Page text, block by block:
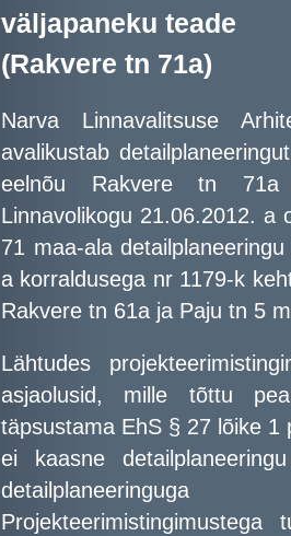
väljapaneku teade
(Rakvere tn 71a)
Narva Linnavalitsuse
avalikustab
eelnõu Rakvere tn 71a
Linnavolikogu 21.06.2012. a
71 maa-ala
a korraldusega nr 1179-k
Rakvere tn 61a ja Paju tn 5
Lähtudes
asjaolusid, mille tõttu
täpsustama EhS § 27 lõike 1
ei kaasne